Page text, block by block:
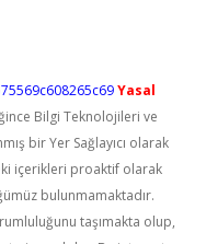
Yasal
Bilgi Teknolojileri ve
bir Yer Sağlayıcı olarak
içerikleri proaktif olarak
bulunmamaktadır.
taşımakta olup,